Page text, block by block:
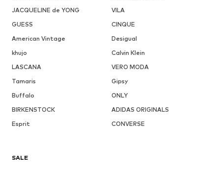
JACQUELINE de YONG
VILA
GUESS
CINQUE
American Vintage
Desigual
khujo
Calvin Klein
LASCANA
VERO MODA
Tamaris
Gipsy
Buffalo
ONLY
BIRKENSTOCK
ADIDAS ORIGINALS
Esprit
CONVERSE
SALE